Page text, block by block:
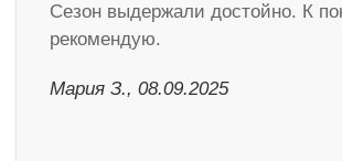
Cезон выдержали достойно. К
рекомендую.
Мария З., 08.09.2025